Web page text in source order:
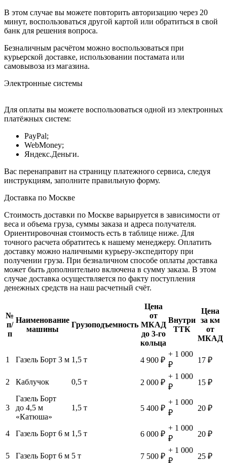
В этом случае вы можете повторить авторизацию через 20
минут, воспользоваться другой картой или обратиться в свой
банк для решения вопроса.
Безналичным расчётом можно воспользоваться при
курьерской доставке, использовании постамата или
самовывоза из магазина.
Электронные системы
Для оплаты вы можете воспользоваться одной из электронных
платёжных систем:
PayPal;
WebMoney;
Яндекс.Деньги.
Вас перенаправит на страницу платежного сервиса, следуя
инструкциям, заполните правильную форму.
Доставка по Москве
Стоимость доставки по Москве варьируется в зависимости от
веса и объема груза, суммы заказа и адреса получателя.
Ориентировочная стоимость есть в таблице ниже. Для
точного расчета обратитесь к нашему менеджеру. Оплатить
доставку можно наличными курьеру-экспедитору при
получении груза. При безналичном способе оплаты доставка
может быть дополнительно включена в сумму заказа. В этом
случае доставка осуществляется по факту поступления
денежных средств на наш расчетный счёт.
№
п/
п
Наименование
машины
Грузоподъемность
Цена
от
МКАД
до 3-го
кольца
Внутри
ТТК
Цена
за км
от
МКАД
1 Газель Борт 3 м 1,5 т 4 900 ₽
+ 1 000
₽
17 ₽
2 Каблучок 0,5 т 2 000 ₽
+ 1 000
₽
15 ₽
3
Газель Борт
до 4,5 м
«Катюша»
1,5 т 5 400 ₽
+ 1 000
₽
20 ₽
4 Газель Борт 6 м 1,5 т 6 000 ₽
+ 1 000
₽
20 ₽
5 Газель Борт 6 м 5 т 7 500 ₽
+ 1 000
₽
25 ₽